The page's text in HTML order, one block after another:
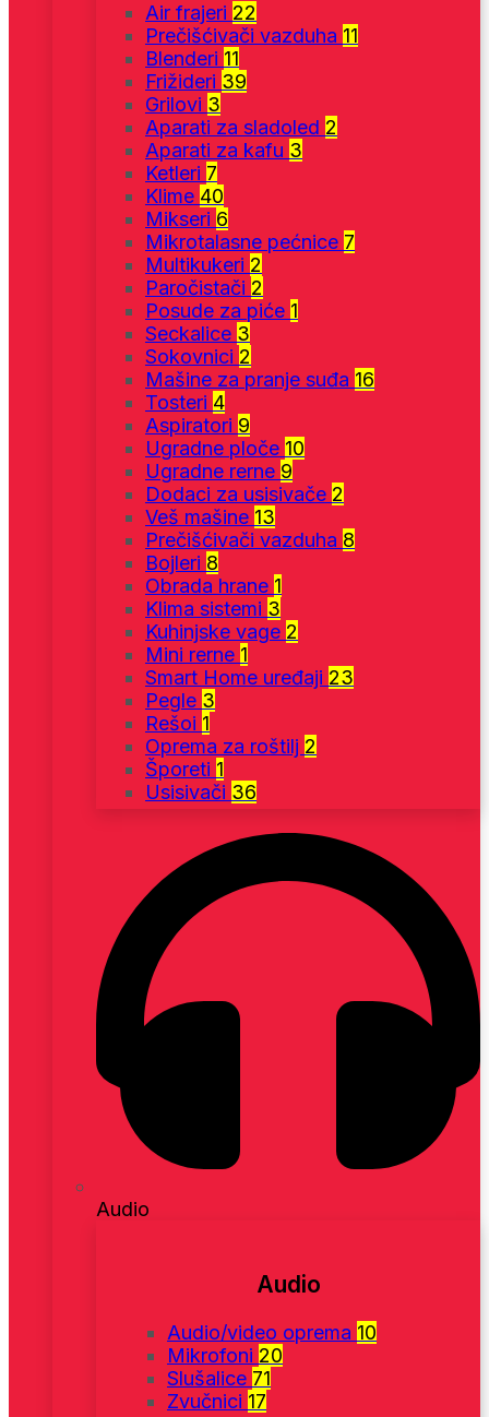
Air frajeri 22
Prečišćivači vazduha 11
Blenderi 11
Frižideri 39
Grilovi 3
Aparati za sladoled 2
Aparati za kafu 3
Ketleri 7
Klime 40
Mikseri 6
Mikrotalasne pećnice 7
Multikukeri 2
Paročistači 2
Posude za piće 1
Seckalice 3
Sokovnici 2
Mašine za pranje suđa 16
Tosteri 4
Aspiratori 9
Ugradne ploče 10
Ugradne rerne 9
Dodaci za usisivače 2
Veš mašine 13
Prečišćivači vazduha 8
Bojleri 8
Obrada hrane 1
Klima sistemi 3
Kuhinjske vage 2
Mini rerne 1
Smart Home uređaji 23
Pegle 3
Rešoi 1
Oprema za roštilj 2
Šporeti 1
Usisivači 36
Audio
Audio
Audio/video oprema 10
Mikrofoni 20
Slušalice 71
Zvučnici 17